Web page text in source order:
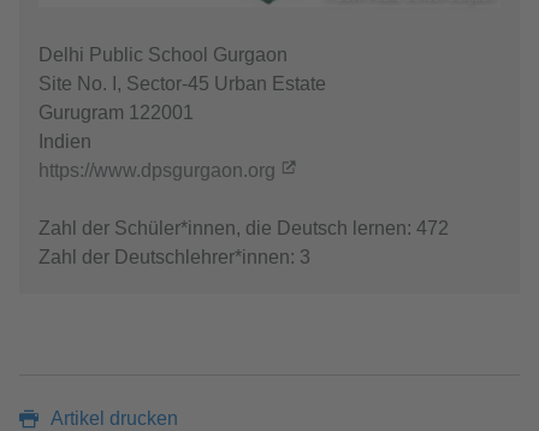
​​​​​​​Delhi Public School Gurgaon
Site No. I, Sector-45 Urban Estate
Gurugram 122001
Indien
https://www.dpsgurgaon.org
Zahl der Schüler*innen, die Deutsch lernen: 472
Zahl der Deutschlehrer*innen: 3
Artikel drucken